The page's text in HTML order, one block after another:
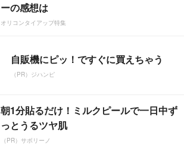
ーの感想は
オリコンタイアップ特集
自販機にピッ！ですぐに買えちゃう
（PR）ジハンピ
朝1分貼るだけ！ミルクピールで一日中ず
っとうるツヤ肌
（PR）サボリーノ